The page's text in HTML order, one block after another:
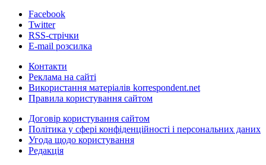
Facebook
Twitter
RSS-стрічки
E-mail розсилка
Контакти
Реклама на сайті
Використання матеріалів korrespondent.net
Правила користування сайтом
Договір користування сайтом
Політика у сфері конфіденційності і персональних даних
Угода щодо користування
Редакція